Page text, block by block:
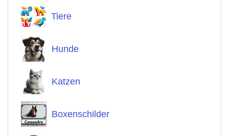
Tiere
Hunde
Katzen
Boxenschilder